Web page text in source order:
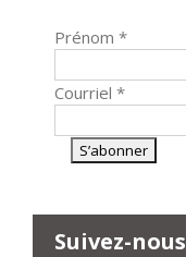
Prénom *
Courriel *
Suivez-nous